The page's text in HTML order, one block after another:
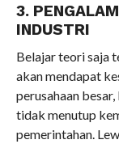
3.
INDUSTRI
Belajar teori saja
akan mendapat
perusahaan
tidak menutup
pemerintahan.